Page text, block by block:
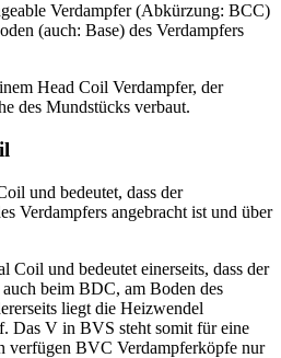
Verdampfer (Abkürzung: BCC)
(auch: Base) des Verdampfers
Head Coil Verdampfer, der
des Mundstücks verbaut.
und bedeutet, dass der
Verdampfers angebracht ist und über
und bedeutet einerseits, dass der
beim BDC, am Boden des
liegt die Heizwendel
Das V in BVS steht somit für eine
verfügen BVC Verdampferköpfe nur